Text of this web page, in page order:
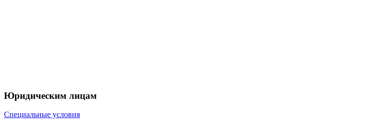
Юридическим лицам
Специальные условия